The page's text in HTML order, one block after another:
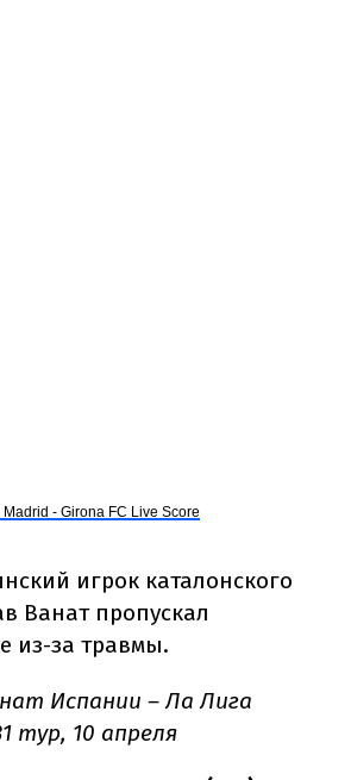
Madrid - Girona FC Live Score
игрок каталонского
Ванат пропускал
из-за травмы.
Испании – Ла Лига
тур, 10 апреля